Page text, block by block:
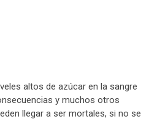
altos de azúcar en la sangre
y muchos otros
llegar a ser mortales, si no se